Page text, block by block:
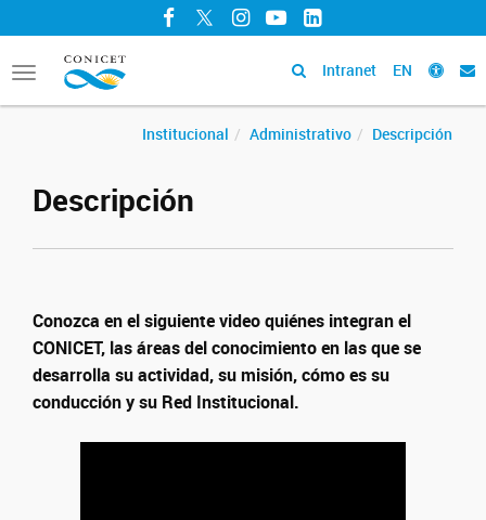
Facebook
TwitterInstagram
YouTubeLinkedIn
Toggle
navigation
Intranet EN
Institucional Administrativo Descripción
Descripción
Conozca en el siguiente video quiénes integran el
CONICET, las áreas del conocimiento en las que se
desarrolla su actividad, su misión, cómo es su
conducción y su Red Institucional.